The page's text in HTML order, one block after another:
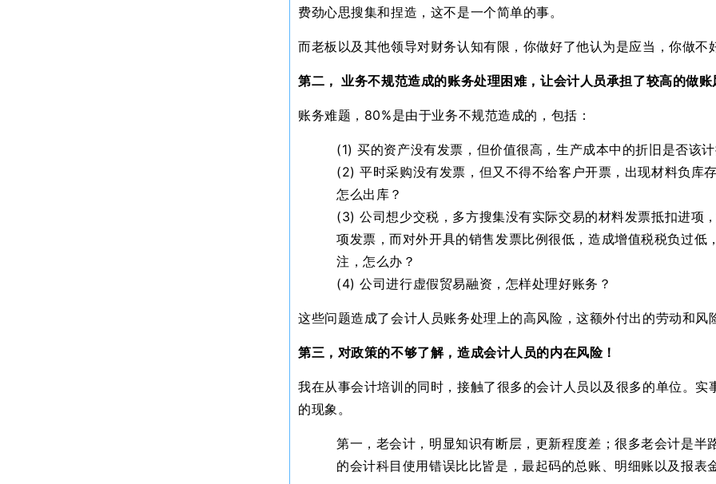
费劲心思搜集和捏造，这不是一个简单的事。
而老板以及其他领导对财务认知有限，你做好了他认为是应当，你做不
第二， 业务不规范造成的账务处理困难，让会计人员承担了较高的做账
账务难题，80%是由于业务不规范造成的，包括：
(1) 买的资产没有发票，但价值很高，生产成本中的折旧是否该
(2) 平时采购没有发票，但又不得不给客户开票，出现材料负库
怎么出库？
(3) 公司想少交税，多方搜集没有实际交易的材料发票抵扣进项
项发票，而对外开具的销售发票比例很低，造成增值税税负过低
注，怎么办？
(4) 公司进行虚假贸易融资，怎样处理好账务？
这些问题造成了会计人员账务处理上的高风险，这额外付出的劳动和风
第三，对政策的不够了解，造成会计人员的内在风险！
我在从事会计培训的同时，接触了很多的会计人员以及很多的单位。
的现象。
第一，老会计，明显知识有断层，更新程度差；很多老会计是半
的会计科目使用错误比比皆是，最起码的总账、明细账以及报表